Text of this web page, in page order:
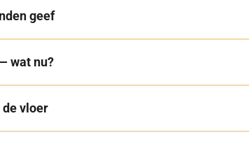
geef
wat nu?
vloer